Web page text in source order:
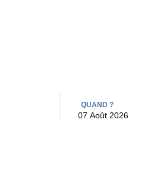
QUAND ?